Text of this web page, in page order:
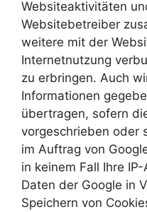
Websiteaktivitäten
Websitebetreiber
weitere mit der
Internetnutzung
zu erbringen. Auch
Informationen
übertragen, sofern
vorgeschrieben oder
im Auftrag von
in keinem Fall Ihre
Daten der Google in
Speichern von